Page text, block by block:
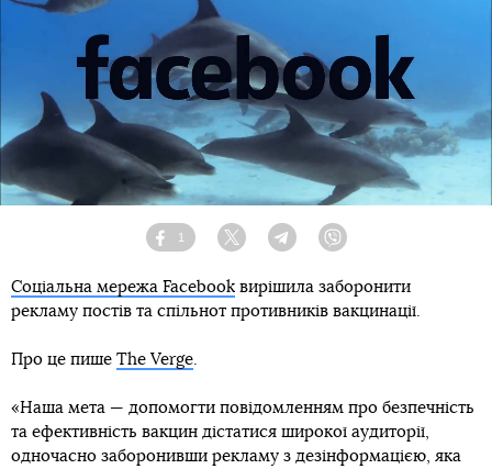
Facebook
1
Twitter TelegramViber
Соціальна мережа Facebook вирішила заборонити
рекламу постів та спільнот противників вакцинації.
Про це пише The Verge.
«Наша мета — допомогти повідомленням про безпечність
та ефективність вакцин дістатися широкої аудиторії,
одночасно заборонивши рекламу з дезінформацією, яка